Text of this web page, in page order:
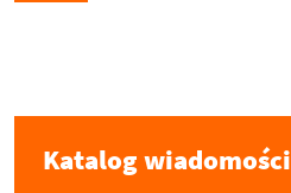
Katalog wiadomości